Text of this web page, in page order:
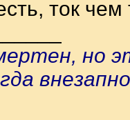
ток чем
но